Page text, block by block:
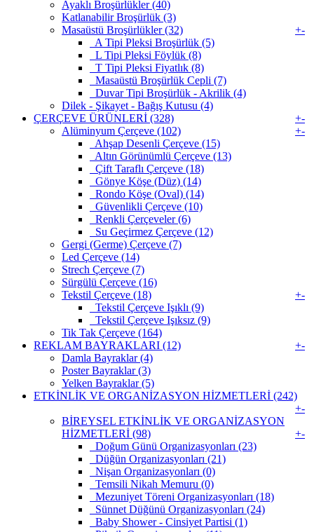
Ayaklı Broşürlükler (40)
Katlanabilir Broşürlük (3)
Masaüstü Broşürlükler (32)
+-
A Tipi Pleksi Broşürlük (5)
L Tipi Pleksi Föylük (8)
T Tipi Pleksi Fiyatlık (8)
Masaüstü Broşürlük Cepli (7)
Duvar Tipi Broşürlük - Akrilik (4)
Dilek - Şikayet - Bağış Kutusu (4)
ÇERÇEVE ÜRÜNLERİ (328)
+-
Alüminyum Çerçeve (102)
+-
Ahşap Desenli Çerçeve (15)
Altın Görünümlü Çerçeve (13)
Çift Taraflı Çerçeve (18)
Gönye Köşe (Düz) (14)
Rondo Köşe (Oval) (14)
Güvenlikli Çerçeve (10)
Renkli Çerçeveler (6)
Su Geçirmez Çerçeve (12)
Gergi (Germe) Çerçeve (7)
Led Çerçeve (14)
Strech Çerçeve (7)
Sürgülü Çerçeve (16)
Tekstil Çerçeve (18)
+-
Tekstil Çerçeve Işıklı (9)
Tekstil Çerçeve Işıksız (9)
Tik Tak Çerçeve (164)
REKLAM BAYRAKLARI (12)
+-
Damla Bayraklar (4)
Poster Bayraklar (3)
Yelken Bayraklar (5)
ETKİNLİK VE ORGANİZASYON HİZMETLERİ (242)
+-
BİREYSEL ETKİNLİK VE ORGANİZASYON
HİZMETLERİ (98)
+-
Doğum Günü Organizasyonları (23)
Düğün Organizasyonları (21)
Nişan Organizasyonları (0)
Temsili Nikah Memuru (0)
Mezuniyet Töreni Organizasyonları (18)
Sünnet Düğünü Organizasyonları (24)
Baby Shower - Cinsiyet Partisi (1)